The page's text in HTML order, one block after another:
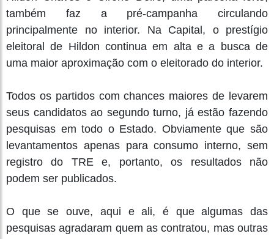
também faz a pré-campanha circulando
principalmente no interior. Na Capital, o prestígio
eleitoral de Hildon continua em alta e a busca de
uma maior aproximação com o eleitorado do interior.
Todos os partidos com chances maiores de levarem
seus candidatos ao segundo turno, já estão fazendo
pesquisas em todo o Estado. Obviamente que são
levantamentos apenas para consumo interno, sem
registro do TRE e, portanto, os resultados não
podem ser publicados.
O que se ouve, aqui e ali, é que algumas das
pesquisas agradaram quem as contratou, mas outras